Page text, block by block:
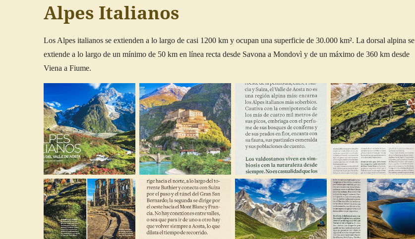
Alpes Italianos
Los Alpes italianos se extienden a lo largo de casi 1200 km y ocupan una superficie de 30.000 km². La dorsal alpina se
extiende a lo largo de un mínimo de 50 km en línea recta desde Savona a Mondovì y de un máximo de 360 km desde
Viena a Fiume.